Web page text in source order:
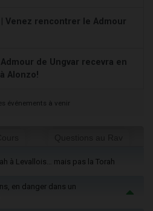
Venez rencontrer le Admour
Admour de Ungvar recevra en
Alonzo!
événements à venir
à Levallois… mais pas la Torah
en danger dans un